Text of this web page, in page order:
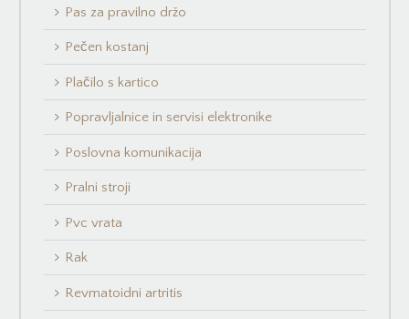
Pas za pravilno držo
Pečen kostanj
Plačilo s kartico
Popravljalnice in servisi elektronike
Poslovna komunikacija
Pralni stroji
Pvc vrata
Rak
Revmatoidni artritis